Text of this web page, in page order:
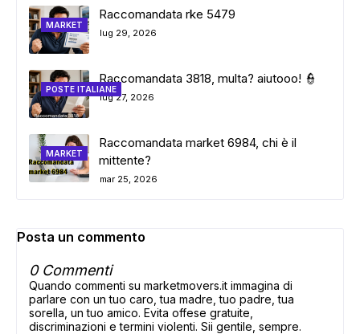
MARKET
Raccomandata rke 5479
lug 29, 2026
POSTE ITALIANE
Raccomandata 3818, multa? aiutooo! 👮
lug 27, 2026
MARKET
Raccomandata market 6984, chi è il
mittente?
mar 25, 2026
Posta un commento
0 Commenti
Quando commenti su marketmovers.it immagina di
parlare con un tuo caro, tua madre, tuo padre, tua
sorella, un tuo amico. Evita offese gratuite,
discriminazioni e termini violenti. Sii gentile, sempre.